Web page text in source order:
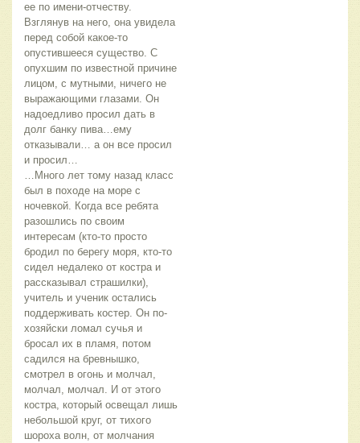
ее по имени-отчеству.
Взглянув на него, она увидела
перед собой какое-то
опустившееся существо. С
опухшим по известной причине
лицом, с мутными, ничего не
выражающими глазами. Он
надоедливо просил дать в
долг банку пива…ему
отказывали… а он все просил
и просил…
…Много лет тому назад класс
был в походе на море с
ночевкой. Когда все ребята
разошлись по своим
интересам (кто-то просто
бродил по берегу моря, кто-то
сидел недалеко от костра и
рассказывал страшилки),
учитель и ученик остались
поддерживать костер. Он по-
хозяйски ломал сучья и
бросал их в пламя, потом
садился на бревнышко,
смотрел в огонь и молчал,
молчал, молчал. И от этого
костра, который освещал лишь
небольшой круг, от тихого
шороха волн, от молчания